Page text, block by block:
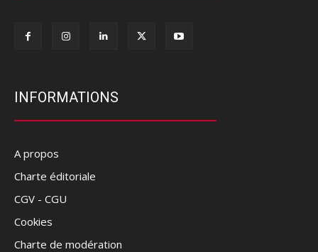
INFORMATIONS
A propos
Charte éditoriale
CGV - CGU
Cookies
Charte de modération